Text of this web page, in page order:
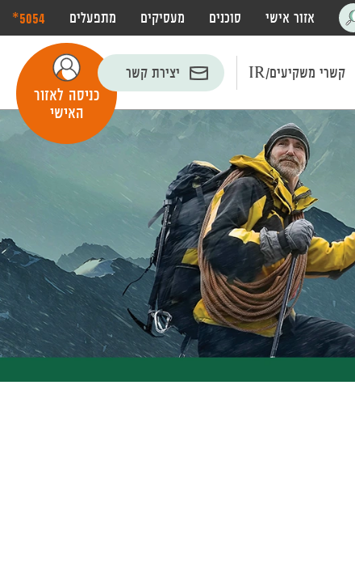
פתח
אזור אישי סוכנים מעסיקים מתפעלים ‎*5054
קשרי משקיעים/IR יצירת קשר
כניסה לאזור
האישי